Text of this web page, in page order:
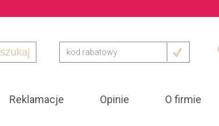
szukaj 
Reklamacje Opinie O firmie